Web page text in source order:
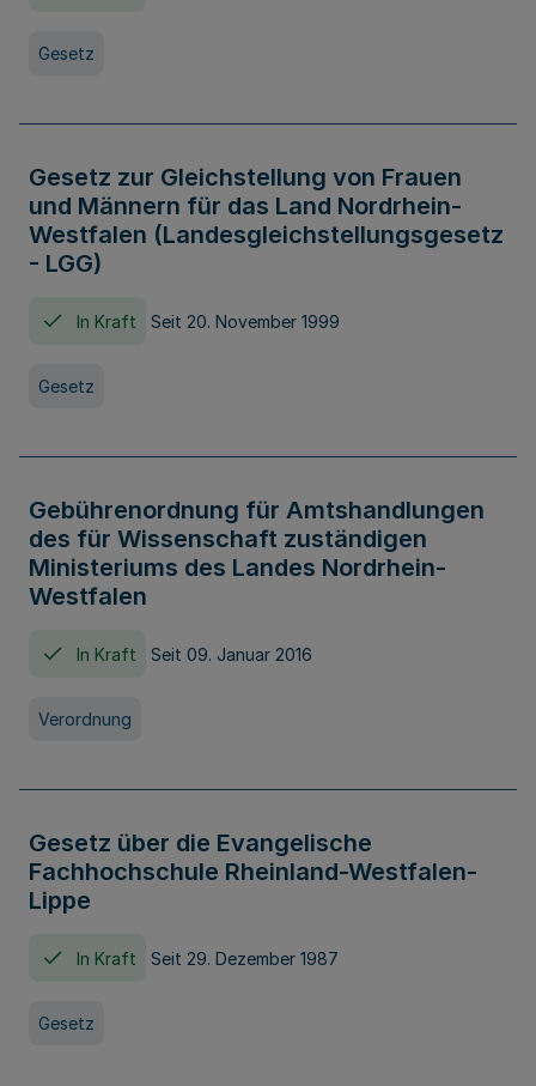
Gesetz
Gesetz zur Gleichstellung von Frauen
und Männern für das Land Nordrhein-
Westfalen (Landesgleichstellungsgesetz
- LGG)
In Kraft Seit 20. November 1999
Gesetz
Gebührenordnung für Amtshandlungen
des für Wissenschaft zuständigen
Ministeriums des Landes Nordrhein-
Westfalen
In Kraft Seit 09. Januar 2016
Verordnung
Gesetz über die Evangelische
Fachhochschule Rheinland-Westfalen-
Lippe
In Kraft Seit 29. Dezember 1987
Gesetz